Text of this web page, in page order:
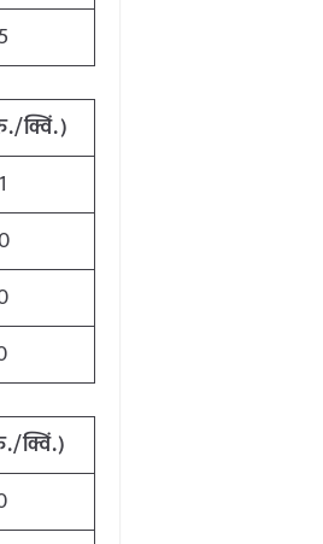
क्विं.)
क्विं.)